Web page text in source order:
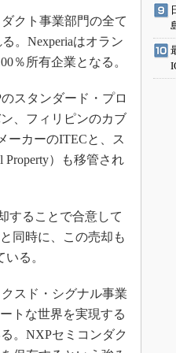
クト事業部門の全て
。Nexperiaはオラン
％所有企業となる。
スタンダード・プロ
、フィリピンのカブ
ーカーのITECと、ス
）も移管され
することで合意して
同時に、この売却も
る。
スド・シグナル事業
ートな世界を実現する
。NXPセミコンダク